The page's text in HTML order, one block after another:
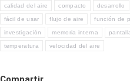
calidad del aire compacto desarrollo
fácil de usar flujo de aire función de
investigación memoria interna
temperatura velocidad del aire